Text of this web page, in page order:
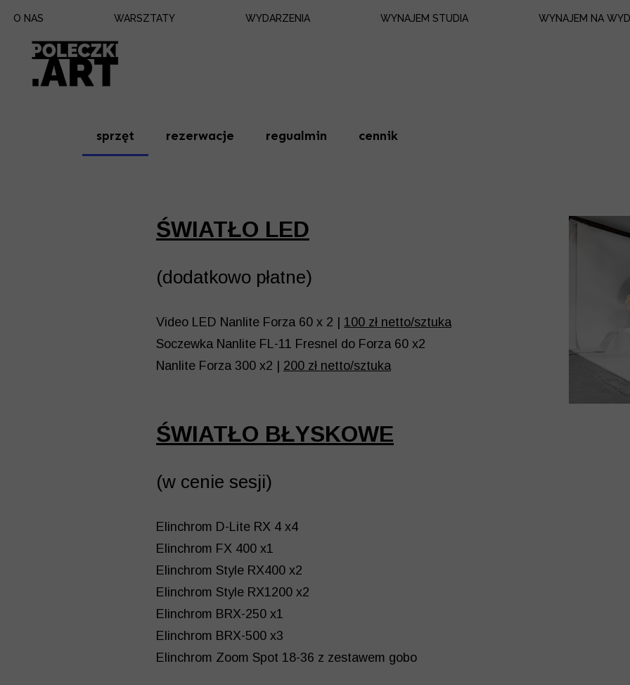
sprzęt rezerwacje regualmin cennik
ŚWIATŁO LED
(dodatkowo płatne)
Video LED Nanlite Forza 60 x 2 | 100 zł netto/sztuka
Soczewka Nanlite FL-11 Fresnel do Forza 60 x2
Nanlite Forza 300 x2 | 200 zł netto/sztuka
ŚWIATŁO BŁYSKOWE
(w cenie sesji)
Elinchrom D-Lite RX 4 x4
Elinchrom FX 400 x1
Elinchrom Style RX400 x2
Elinchrom Style RX1200 x2
Elinchrom BRX-250 x1
Elinchrom BRX-500 x3
Elinchrom Zoom Spot 18-36 z zestawem gobo
O NAS WARSZTATY WYDARZENIA WYNAJEM STUDIA WYNAJEM NA